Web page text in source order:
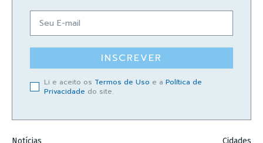
INSCREVER
Li e aceito os Termos de Uso e a Política de
Privacidade do site.
Notícias Cidades